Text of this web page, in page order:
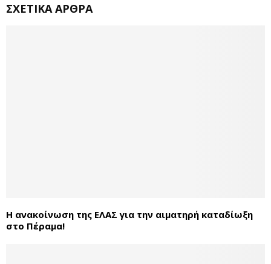
ΣΧΕΤΙΚΆ ΆΡΘΡΑ
Η ανακοίνωση της ΕΛΑΣ για την αιματηρή καταδίωξη
στο Πέραμα!